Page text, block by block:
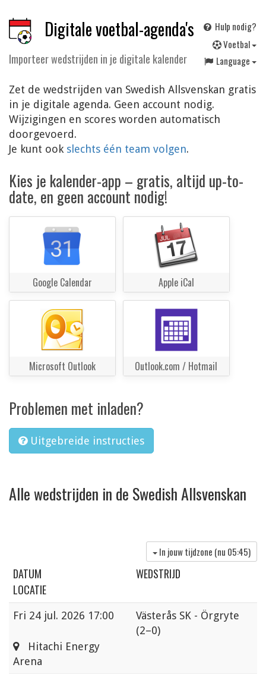
Digitale voetbal-agenda's
Importeer wedstrijden in je digitale kalender
Hulp nodig?
Voetbal
Language
Zet de wedstrijden van Swedish Allsvenskan gratis
in je digitale agenda. Geen account nodig.
Wijzigingen en scores worden automatisch
doorgevoerd.
Je kunt ook slechts één team volgen.
Kies je kalender-app – gratis, altijd up-to-
date, en geen account nodig!
Google Calendar Apple iCal
Microsoft Outlook Outlook.com / Hotmail
Problemen met inladen?
Uitgebreide instructies
Alle wedstrijden in de Swedish Allsvenskan
In jouw tijdzone (nu 05:45)
DATUM
WEDSTRIJD
LOCATIE
Fri 24 jul. 2026 17:00
Västerås SK - Örgryte
(2–0)
Hitachi Energy
Arena